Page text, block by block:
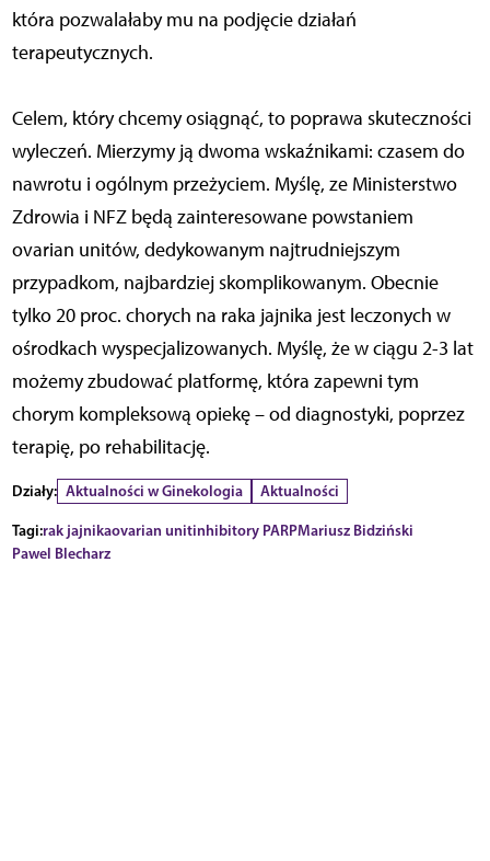
która pozwalałaby mu na podjęcie działań
terapeutycznych.
Celem, który chcemy osiągnąć, to poprawa skuteczności
wyleczeń. Mierzymy ją dwoma wskaźnikami: czasem do
nawrotu i ogólnym przeżyciem. Myślę, ze Ministerstwo
Zdrowia i NFZ będą zainteresowane powstaniem
ovarian unitów, dedykowanym najtrudniejszym
przypadkom, najbardziej skomplikowanym. Obecnie
tylko 20 proc. chorych na raka jajnika jest leczonych w
ośrodkach wyspecjalizowanych. Myślę, że w ciągu 2-3 lat
możemy zbudować platformę, która zapewni tym
chorym kompleksową opiekę – od diagnostyki, poprzez
terapię, po rehabilitację.
Działy: Aktualności w Ginekologia
Aktualności
Tagi:rak jajnikaovarian unitinhibitory PARPMariusz Bidziński
Pawel Blecharz